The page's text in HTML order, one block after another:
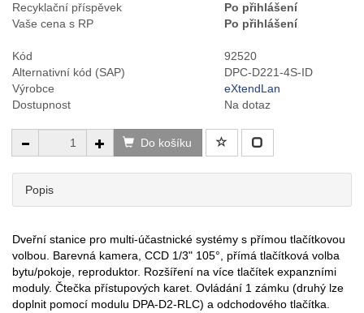
Recyklační příspěvek
Po přihlášení
Vaše cena s RP
Po přihlášení
Kód
92520
Alternativní kód (SAP)
DPC-D221-4S-ID
Výrobce
eXtendLan
Dostupnost
Na dotaz
Do košíku
Popis
Dveřní stanice pro multi-účastnické systémy s přímou tlačítkovou
volbou. Barevná kamera, CCD 1/3" 105°, přímá tlačítková volba
bytu/pokoje, reproduktor. Rozšíření na více tlačítek expanzními
moduly. Čtečka přístupových karet. Ovládání 1 zámku (druhý lze
doplnit pomocí modulu DPA-D2-RLC) a odchodového tlačítka.